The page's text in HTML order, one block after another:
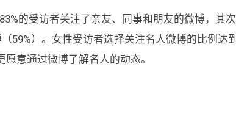
的受访者关注了亲友、同事和朋友的微博，其次
59%）。女性受访者选择关注名人微博的比例达到
意通过微博了解名人的动态。